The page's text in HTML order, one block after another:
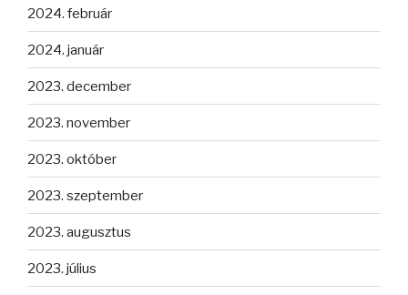
2024. február
2024. január
2023. december
2023. november
2023. október
2023. szeptember
2023. augusztus
2023. július